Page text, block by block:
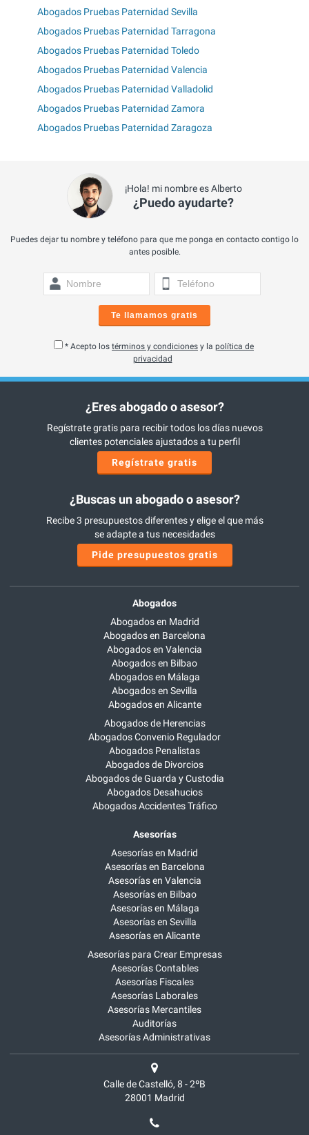
Abogados Pruebas Paternidad Sevilla
Abogados Pruebas Paternidad Tarragona
Abogados Pruebas Paternidad Toledo
Abogados Pruebas Paternidad Valencia
Abogados Pruebas Paternidad Valladolid
Abogados Pruebas Paternidad Zamora
Abogados Pruebas Paternidad Zaragoza
¡Hola! mi nombre es Alberto
¿Puedo ayudarte?
Puedes dejar tu nombre y teléfono para que me ponga en contacto contigo lo
antes posible.
Te llamamos gratis
* Acepto los términos y condiciones y la política de
privacidad
¿Eres abogado o asesor?
Regístrate gratis para recibir todos los días nuevos
clientes potenciales ajustados a tu perfil
Regístrate gratis
¿Buscas un abogado o asesor?
Recibe 3 presupuestos diferentes y elige el que más
se adapte a tus necesidades
Pide presupuestos gratis
Abogados
Abogados en Madrid
Abogados en Barcelona
Abogados en Valencia
Abogados en Bilbao
Abogados en Málaga
Abogados en Sevilla
Abogados en Alicante
Abogados de Herencias
Abogados Convenio Regulador
Abogados Penalistas
Abogados de Divorcios
Abogados de Guarda y Custodia
Abogados Desahucios
Abogados Accidentes Tráfico
Asesorías
Asesorías en Madrid
Asesorías en Barcelona
Asesorías en Valencia
Asesorías en Bilbao
Asesorías en Málaga
Asesorías en Sevilla
Asesorías en Alicante
Asesorías para Crear Empresas
Asesorías Contables
Asesorías Fiscales
Asesorías Laborales
Asesorías Mercantiles
Auditorías
Asesorías Administrativas
Calle de Castelló, 8 - 2ºB
28001 Madrid